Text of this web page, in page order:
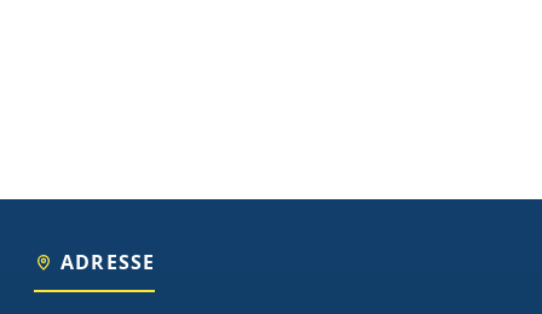
ADRESSE